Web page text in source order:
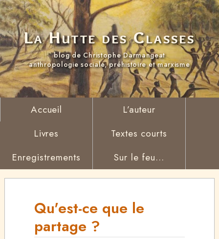
La Hutte des Classes
blog de Christophe Darmangeat
anthropologie sociale, préhistoire et marxisme
Accueil
L’auteur
Livres
Textes courts
Enregistrements
Sur le feu...
Qu'est-ce que le
partage ?